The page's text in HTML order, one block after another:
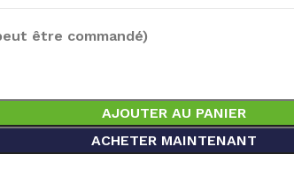
être commandé)
AJOUTER AU PANIER
ACHETER MAINTENANT